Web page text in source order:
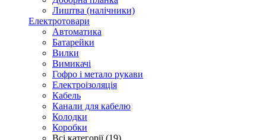
Лиштва (налічники)
Електротовари
Автоматика
Батарейки
Вилки
Вимикачі
Гофро і метало рукави
Електроізоляція
Кабель
Канали для кабелю
Колодки
Коробки
Всі категорії (19)